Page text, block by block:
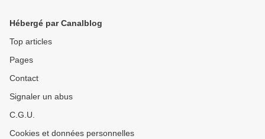
Hébergé par Canalblog
Top articles
Pages
Contact
Signaler un abus
C.G.U.
Cookies et données personnelles